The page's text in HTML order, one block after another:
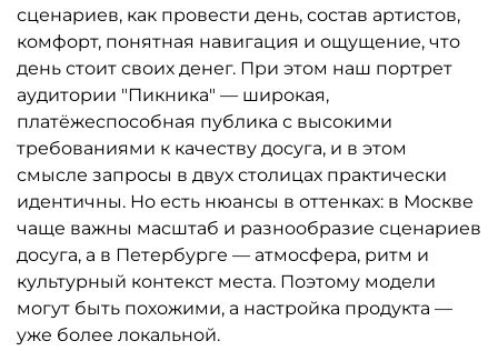
сценариев, как провести день, состав артистов,
комфорт, понятная навигация и ощущение, что
день стоит своих денег. При этом наш портрет
аудитории "Пикника" — широкая,
платёжеспособная публика с высокими
требованиями к качеству досуга, и в этом
смысле запросы в двух столицах практически
идентичны. Но есть нюансы в оттенках: в Москве
чаще важны масштаб и разнообразие сценариев
досуга, а в Петербурге — атмосфера, ритм и
культурный контекст места. Поэтому модели
могут быть похожими, а настройка продукта —
уже более локальной.